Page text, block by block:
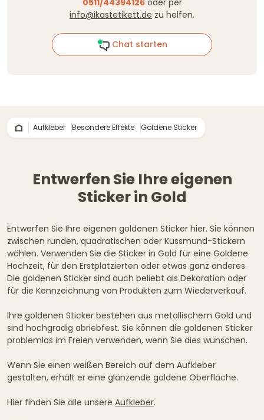
0511/44394126oder per
info@ikastetikett.de zu helfen.
Chat starten
Aufkleber Besondere Effekte Goldene Sticker
Entwerfen Sie Ihre eigenen
Sticker in Gold
Entwerfen Sie Ihre eigenen goldenen Sticker hier. Sie können
zwischen runden, quadratischen oder Kussmund-Stickern
wählen. Verwenden Sie die Sticker in Gold für eine Goldene
Hochzeit, für den Erstplatzierten oder etwas ganz anderes.
Die goldenen Sticker sind auch beliebt als Dekoration oder
für die Kennzeichnung von Produkten zum Wiederverkauf.
Ihre goldenen Sticker bestehen aus metallischem Gold und
sind hochgradig abriebfest. Sie können die goldenen Sticker
problemlos im Freien verwenden, wenn Sie dies wünschen.
Wenn Sie einen weißen Bereich auf dem Aufkleber
gestalten, erhält er eine glänzende goldene Oberfläche.
Hier finden Sie alle unsere Aufkleber.